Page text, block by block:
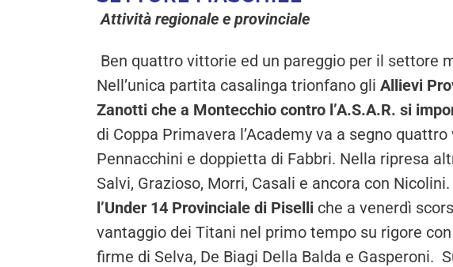
Attività regionale e provinciale
Ben quattro vittorie ed un pareggio per il settore
Nell’unica partita casalinga trionfano gli Allievi
Zanotti che a Montecchio contro l’A.S.A.R. si
di Coppa Primavera l’Academy va a segno
Pennacchini e doppietta di Fabbri. Nella ripresa
Salvi, Grazioso, Morri, Casali e ancora con
l’Under 14 Provinciale di Piselli che a venerdì
vantaggio dei Titani nel primo tempo su rigore
firme di Selva, De Biagi Della Balda e Gasperoni.